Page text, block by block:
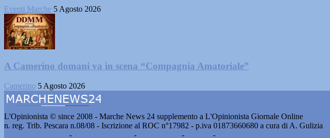
Eventi Marche 5 Agosto 2026
A Camerino domani va in scena “Compagnia Amatoriale”
Camerino 5 Agosto 2026
L'Opinionista © since 2008 - Marche News 24 supplemento a L'Opinionista Giornale Online
n. reg. Trib. Pescara n.08/08 - Iscrizione al ROC n°17982 - p.iva 01873660680 a cura di A. Gulizia
- - - -